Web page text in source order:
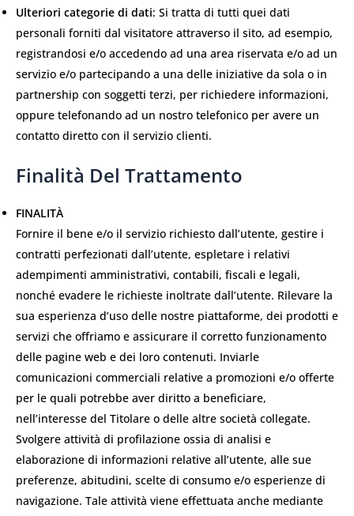
Ulteriori categorie di dati: Si tratta di tutti quei dati
personali forniti dal visitatore attraverso il sito, ad esempio,
registrandosi e/o accedendo ad una area riservata e/o ad un
servizio e/o partecipando a una delle iniziative da sola o in
partnership con soggetti terzi, per richiedere informazioni,
oppure telefonando ad un nostro telefonico per avere un
contatto diretto con il servizio clienti.
Finalità Del Trattamento
FINALITÀ
Fornire il bene e/o il servizio richiesto dall’utente, gestire i
contratti perfezionati dall’utente, espletare i relativi
adempimenti amministrativi, contabili, fiscali e legali,
nonché evadere le richieste inoltrate dall’utente. Rilevare la
sua esperienza d’uso delle nostre piattaforme, dei prodotti e
servizi che offriamo e assicurare il corretto funzionamento
delle pagine web e dei loro contenuti. Inviarle
comunicazioni commerciali relative a promozioni e/o offerte
per le quali potrebbe aver diritto a beneficiare,
nell’interesse del Titolare o delle altre società collegate.
Svolgere attività di profilazione ossia di analisi e
elaborazione di informazioni relative all’utente, alle sue
preferenze, abitudini, scelte di consumo e/o esperienze di
navigazione. Tale attività viene effettuata anche mediante